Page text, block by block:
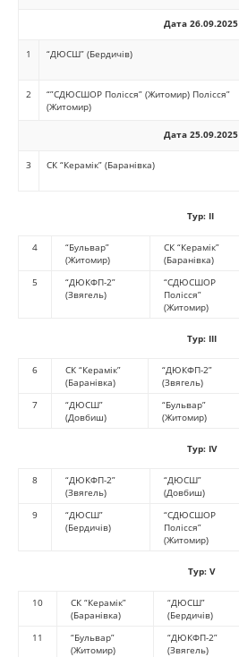
Дата 26.09.2025
1 “ДЮСШ” (Бердичів)
2
“”СДЮСШОР Полісся” (Житомир) Полісся”
(Житомир)
Дата 25.09.2025
3 СК “Керамік” (Баранівка)
Тур: II
4
“Бульвар”
(Житомир)
СК “Керамік”
(Баранівка)
5
“ДЮКФП-2”
(Звягель)
“СДЮСШОР
Полісся”
(Житомир)
Тур: III
6
СК “Керамік”
(Баранівка)
“ДЮКФП-2”
(Звягель)
7
“ДЮСШ”
(Довбиш)
“Бульвар”
(Житомир)
Тур: IV
8
“ДЮКФП-2”
(Звягель)
“ДЮСШ”
(Довбиш)
9
“ДЮСШ”
(Бердичів)
“СДЮСШОР
Полісся”
(Житомир)
Тур: V
10
СК “Керамік”
(Баранівка)
“ДЮСШ”
(Бердичів)
11
“Бульвар”
(Житомир)
“ДЮКФП-2”
(Звягель)